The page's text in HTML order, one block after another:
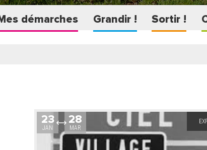
démarches Grandir ! Sortir !
23
JAN
28
MAR